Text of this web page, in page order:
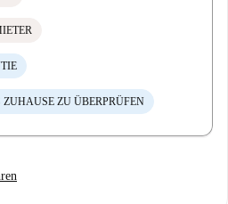
ZU ÜBERPRÜFEN